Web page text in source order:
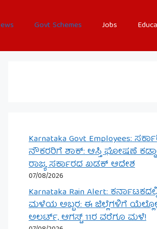
Govt Schemes Jobs
Karnataka Govt Employees:
ನೌಕರರಿಗೆ ಶಾಕ್: ಆಸ್ತಿ ಘೋಷಣೆ
ರಾಜ್ಯ ಸರ್ಕಾರದ ಖಡಕ್ ಆದೇಶ
07/08/2026
Karnataka Rain Alert:
ಮಳೆಯ ಅಬ್ಬರ: ಈ ಜಿಲ್ಲೆಗಳಿಗೆ
ಅಲರ್ಟ್, ಆಗಸ್ಟ್ 11ರ ವರೆಗೂ ಮಳೆ!